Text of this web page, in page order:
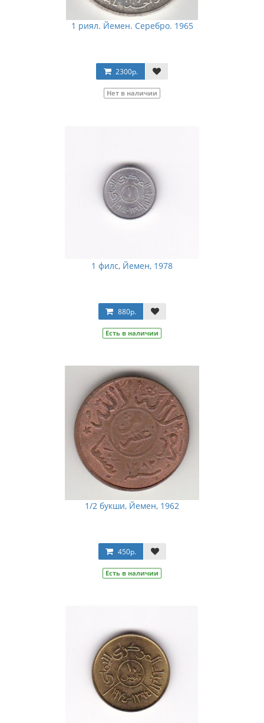
1 риял. Йемен. Серебро. 1965
2300р.
Нет в наличии
1 филс, Йемен, 1978
880р.
Есть в наличии
1/2 букши, Йемен, 1962
450р.
Есть в наличии